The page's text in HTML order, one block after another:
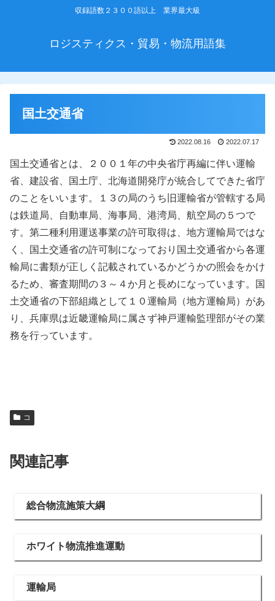
収録語数２３００語以上 業界最大級
ロジスティクス・貿易・物流用語集
国土交通省
2022.08.16 2022.07.17
国土交通省とは、２００１年の中央省庁再編に伴い運輸
省、建設省、国土庁、北海道開発庁が統合してできた省庁
のことをいいます。１３の局のうち旧運輸省が管轄する局
は鉄道局、自動車局、海事局、港湾局、航空局の５つで
す。第二種利用運送事業の許可取得は、地方運輸局ではな
く、国土交通省の許可制になっており国土交通省から各運
輸局に書類が正しく記載されているかどうかの照会をかけ
るため、審査期間の３～４か月と長めになっています。国
土交通省の下部組織として１０運輸局（地方運輸局）があ
り、兵庫県は近畿運輸局に属さず神戸運輸監理部がその業
務を行っています。
コ
関連記事
総合物流施策大綱
ホワイト物流推進運動
運輸局